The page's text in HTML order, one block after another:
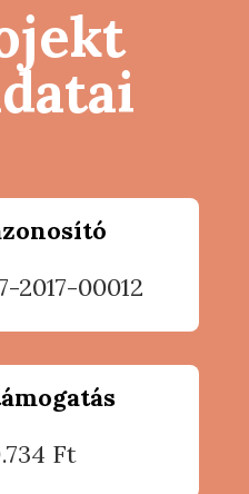
2017-00012
Ft